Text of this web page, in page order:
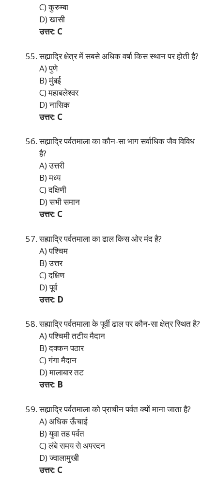
C) कुरुम्बा
D) खासी
उत्तर: C
सह्याद्रि क्षेत्र में सबसे अधिक वर्षा किस स्थान पर होती है?
A) पुणे
B) मुंबई
C) महाबलेश्वर
D) नासिक
उत्तर: C
सह्याद्रि पर्वतमाला का कौन-सा भाग सर्वाधिक जैव विविध
है?
A) उत्तरी
B) मध्य
C) दक्षिणी
D) सभी समान
उत्तर: C
सह्याद्रि पर्वतमाला का ढाल किस ओर मंद है?
A) पश्चिम
B) उत्तर
C) दक्षिण
D) पूर्व
उत्तर: D
सह्याद्रि पर्वतमाला के पूर्वी ढाल पर कौन-सा क्षेत्र स्थित है?
A) पश्चिमी तटीय मैदान
B) दक्कन पठार
C) गंगा मैदान
D) मालाबार तट
उत्तर: B
सह्याद्रि पर्वतमाला को प्राचीन पर्वत क्यों माना जाता है?
A) अधिक ऊँचाई
B) युवा तह पर्वत
C) लंबे समय से अपरदन
D) ज्वालामुखी
उत्तर: C